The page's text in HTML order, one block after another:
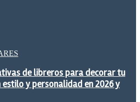
de libreros para decorar tu
estilo y personalidad en 2026 y